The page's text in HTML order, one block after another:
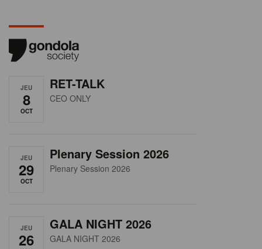
JEU
8
OCT
RET-TALK
CEO ONLY
JEU
29
OCT
Plenary Session 2026
Plenary Session 2026
JEU
26
GALA NIGHT 2026
GALA NIGHT 2026